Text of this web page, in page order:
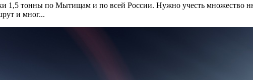
1,5 тонны по Мытищам и по всей России. Нужно учесть множество
и мног...